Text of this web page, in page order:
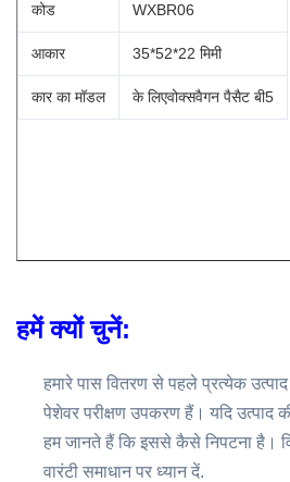
कोड WXBR06
आकार 35*52*22 मिमी
कार का मॉडल के लिएवोक्सवैगन पैसैट बी5
हमें क्यों चुनें:
हमारे पास वितरण से पहले प्रत्येक
पेशेवर परीक्षण उपकरण हैं। यदि उत्पाद
हम जानते हैं कि इससे कैसे निपटना है।
वारंटी समाधान पर ध्यान दें.